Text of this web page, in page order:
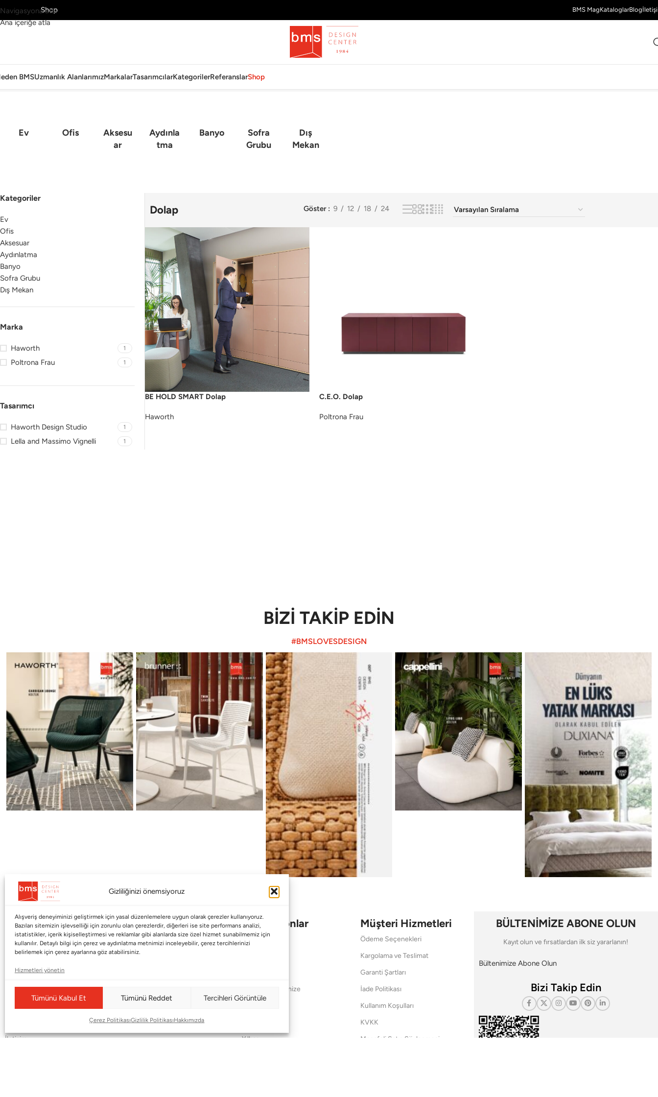
Gizliliğinizi önemsiyoruz
Alışveriş deneyiminizi geliştirmek için yasal düzenlemelere uygun olarak çerezler kullanıyoruz.
Bazıları sitemizin işlevselliği için zorunlu olan çerezlerdir, diğerleri ise site performans analizi,
istatistikler, içerik kişiselleştirmesi ve reklamlar gibi alanlarda size özel hizmet sunabilmemiz için
kullanılır. Detaylı bilgi için çerez ve aydınlatma metnimizi inceleyebilir, çerez tercihlerinizi
belirlemek için çerez ayarlarına göz atabilirsiniz.
Hizmetleri yönetin
Tümünü Kabul Et Tümünü Reddet Tercihleri Görüntüle
Çerez PolitikasıGizlilik PolitikasıHakkımızda
Navigasyona atla
Ana içeriğe atla
KeşfetShop BMS MagKataloglarBlog
BMSUzmanlık AlanlarımızMarkalarTasarımcılarKategorilerReferanslarShop
Ana Sayfa›Ofis›Dolap
Ev Ofis
Aksesu
Ar
Aydınla
Tma
Banyo
Sofra
Grubu
Dış
Mekan
Kategoriler
Ev
Ofis
Aksesuar
Aydınlatma
Banyo
Sofra Grubu
Dış Mekan
Marka
Haworth 1
Poltrona Frau 1
Tasarımcı
Haworth Design Studio 1
Lella and Massimo Vignelli 1
Dolap Göster 9 12 18 24
BE HOLD SMART Dolap
Haworth
C.E.O. Dolap
Poltrona Frau
BİZİ TAKİP EDİN
#BMSLOVESDESIGN
Kurumsal
Shop
BMS Mag
Kataloglar
Markalar
İletişim
Markalar
Haworth
Poltrona Frau
Cappellini
Koleksiyonlar
Babalar Günü
Saraylardan Evinize
Yılbaşı
Müşteri Hizmetleri
Ödeme Seçenekleri
Kargolama ve Teslimat
Garanti Şartları
İade Politikası
Kullanım Koşulları
KVKK
Mesafeli Satış Sözleşmesi
BÜLTENİMİZE ABONE OLUN
Kayıt olun ve fırsatlardan ilk siz yararlanın!
Bültenimize Abone Olun
Bizi Takip Edin